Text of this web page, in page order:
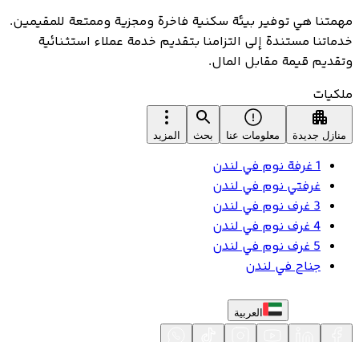
مهمتنا هي توفير بيئة سكنية فاخرة ومجزية وممتعة للمقيمين.
خدماتنا مستندة إلى التزامنا بتقديم خدمة عملاء استثنائية
وتقديم قيمة مقابل المال.
ملكيات
منازل جديدة معلومات عنا بحث المزيد
1 غرفة نوم في لندن
غرفتي نوم في لندن
3 غرف نوم في لندن
4 غرف نوم في لندن
5 غرف نوم في لندن
جناح في لندن
العربية